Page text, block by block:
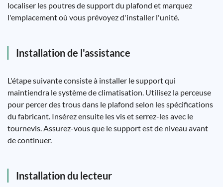
localiser les poutres de support du plafond et marquez
l'emplacement où vous prévoyez d'installer l'unité.
Installation de l'assistance
L'étape suivante consiste à installer le support qui
maintiendra le système de climatisation. Utilisez la perceuse
pour percer des trous dans le plafond selon les spécifications
du fabricant. Insérez ensuite les vis et serrez-les avec le
tournevis. Assurez-vous que le support est de niveau avant
de continuer.
Installation du lecteur